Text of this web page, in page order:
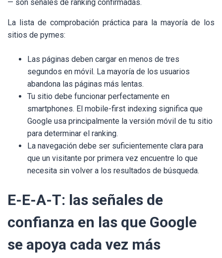
— son señales de ranking confirmadas.
La lista de comprobación práctica para la mayoría de los
sitios de pymes:
Las páginas deben cargar en menos de tres
segundos en móvil. La mayoría de los usuarios
abandona las páginas más lentas.
Tu sitio debe funcionar perfectamente en
smartphones. El mobile-first indexing significa que
Google usa principalmente la versión móvil de tu sitio
para determinar el ranking.
La navegación debe ser suficientemente clara para
que un visitante por primera vez encuentre lo que
necesita sin volver a los resultados de búsqueda.
E-E-A-T: las señales de
confianza en las que Google
se apoya cada vez más